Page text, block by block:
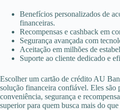
Benefícios personalizados de
financeiras.
Recompensas e cashback em
Segurança avançada com
Aceitação em milhões de
Suporte ao cliente dedicado e
Escolher um cartão de crédito AU
solução financeira confiável. Eles são
conveniência, segurança e
superior para quem busca mais do